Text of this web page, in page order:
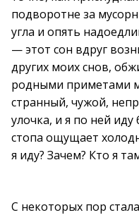
подворотне за
угла и опять
— этот сон вдруг
других моих снов,
родными приметами
странный, чужой,
улочка, и я по ней иду
стопа ощущает
я иду? Зачем? Кто я
С некоторых пор